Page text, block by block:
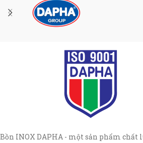
Bồn INOX DAPHA - một sản phẩm chất